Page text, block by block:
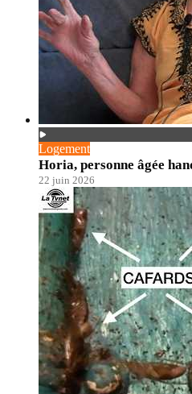
Logement
Horia, personne âgée
22 juin 2026